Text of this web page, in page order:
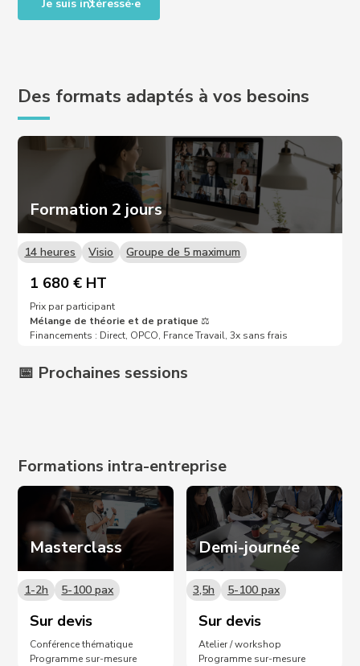
Je suis intéressé·e
Des formats adaptés à vos besoins
Formation 2 jours
14 heures Visio Groupe de 5 maximum
1 680 € HT
Prix par participant
Mélange de théorie et de pratique⚖️
Financements : Direct, OPCO, France Travail, 3x sans frais
📅 Prochaines sessions
Formations intra-entreprise
Masterclass
1-2h 5-100 pax
Sur devis
Conférence thématique
Programme sur-mesure
Demi-journée
3,5h 5-100 pax
Sur devis
Atelier / workshop
Programme sur-mesure